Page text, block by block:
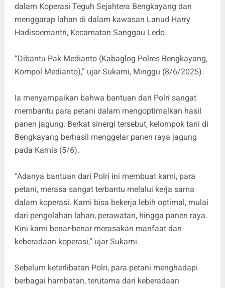
dalam Koperasi Teguh Sejahtera Bengkayang dan
menggarap lahan di dalam kawasan Lanud Harry
Hadisoemantri, Kecamatan Sanggau Ledo.
“Dibantu Pak Medianto (Kabaglog Polres Bengkayang,
Kompol Medianto),” ujar Sukarni, Minggu (8/6/2025).
Ia menyampaikan bahwa bantuan dari Polri sangat
membantu para petani dalam mengoptimalkan hasil
panen jagung. Berkat sinergi tersebut, kelompok tani di
Bengkayang berhasil menggelar panen raya jagung
pada Kamis (5/6).
“Adanya bantuan dari Polri ini membuat kami, para
petani, merasa sangat terbantu melalui kerja sama
dalam koperasi. Kami bisa bekerja lebih optimal, mulai
dari pengolahan lahan, perawatan, hingga panen raya.
Kini kami benar-benar merasakan manfaat dari
keberadaan koperasi,” ujar Sukarni.
Sebelum keterlibatan Polri, para petani menghadapi
berbagai hambatan, terutama dari keberadaan